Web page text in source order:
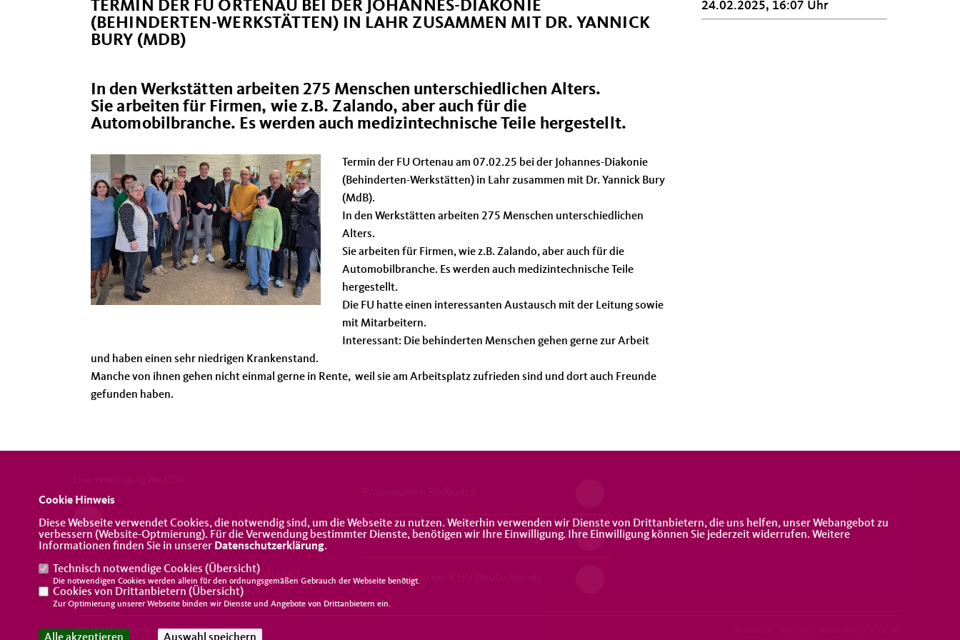
TERMIN DER FU ORTENAU BEI DER JOHANNES-DIAKONIE
(BEHINDERTEN-WERKSTÄTTEN) IN LAHR ZUSAMMEN MIT DR. YANNICK
BURY (MDB)
In den Werkstätten arbeiten 275 Menschen unterschiedlichen Alters.
Sie arbeiten für Firmen, wie z.B. Zalando, aber auch für die
Automobilbranche. Es werden auch medizintechnische Teile hergestellt.
Termin der FU Ortenau am 07.02.25 bei der Johannes-Diakonie
(Behinderten-Werkstätten) in Lahr zusammen mit Dr. Yannick Bury
(MdB).
In den Werkstätten arbeiten 275 Menschen unterschiedlichen
Alters.
Sie arbeiten für Firmen, wie z.B. Zalando, aber auch für die
Automobilbranche. Es werden auch medizintechnische Teile
hergestellt.
Die FU hatte einen interessanten Austausch mit der Leitung sowie
mit Mitarbeitern.
Interessant: Die behinderten Menschen gehen gerne zur Arbeit
und haben einen sehr niedrigen Krankenstand.
Manche von ihnen gehen nicht einmal gerne in Rente, weil sie am Arbeitsplatz zufrieden sind und dort auch Freunde
gefunden haben.
24.02.2025, 16:07 Uhr
IMPRESSUM DATENSCHUTZ KONTAKT
Frauen Union Baden-Württemberg
Frauen Union der CDU Deutschlands
@2026 Frauen Union Ortenau
Cookie Hinweis
Diese Webseite verwendet Cookies, die notwendig sind, um die Webseite zu nutzen. Weiterhin verwenden wir Dienste von Drittanbietern, die uns helfen, unser Webangebot zu
verbessern (Website-Optmierung). Für die Verwendung bestimmter Dienste, benötigen wir Ihre Einwilligung. Ihre Einwilligung können Sie jederzeit widerrufen. Weitere
Informationen finden Sie in unserer Datenschutzerklärung.
Technisch notwendige Cookies (Übersicht)
Die notwendigen Cookies werden allein für den ordnungsgemäßen Gebrauch der Webseite benötigt.
Cookies von Drittanbietern (Übersicht)
Zur Optimierung unserer Webseite binden wir Dienste und Angebote von Drittanbietern ein.